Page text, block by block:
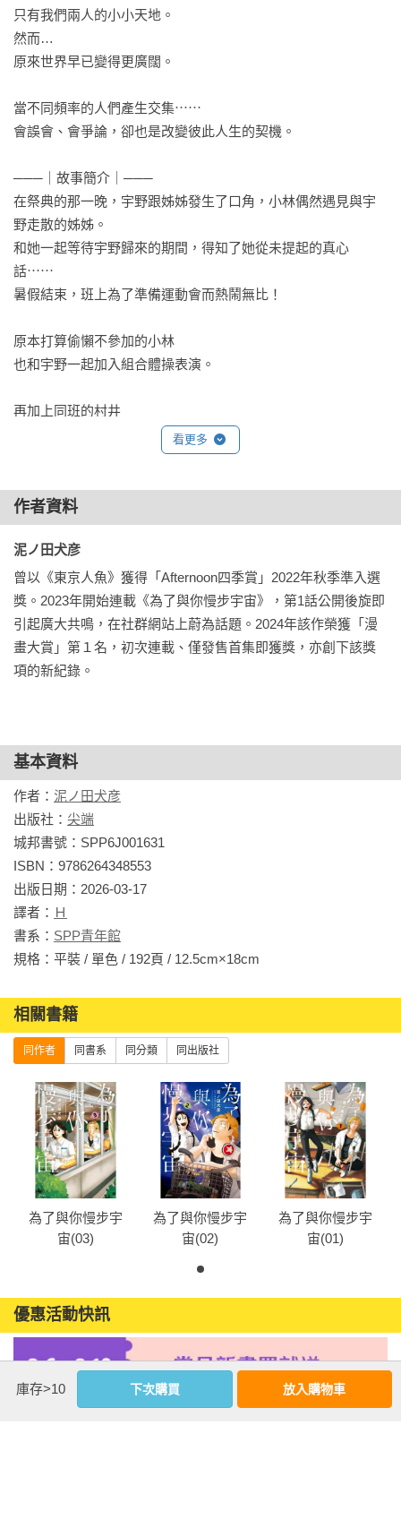
只有我們兩人的小小天地。
然而…
原來世界早已變得更廣闊。
當不同頻率的人們產生交集⋯⋯
會誤會、會爭論，卻也是改變彼此人生的契機。
───｜故事簡介｜───
在祭典的那一晚，宇野跟姊姊發生了口角，小林偶然遇見與宇
野走散的姊姊。
和她一起等待宇野歸來的期間，得知了她從未提起的真心
話⋯⋯
暑假結束，班上為了準備運動會而熱鬧無比！
原本打算偷懶不參加的小林
也和宇野一起加入組合體操表演。
再加上同班的村井
三人快馬加鞭投入練習，卻產生了一些摩擦⋯⋯！
「最近開始嘗試新事物，因犯錯而感到羞丟臉時，這部作品中
給予我支持，讓我能夠繼續努力。」
「令我願意接納、肯定自己一些。」
「不論是誰，每個人的生命中多少都存在某些事物，是必須比
他人多下點苦功的。本作不逃避這點，並誠實地描繪出來，讓
我讀了落下眼淚。」
看更多
作者資料
泥ノ田犬彦
曾以《東京人魚》獲得「Afternoon四季賞」2022年秋季準入選
獎。2023年開始連載《為了與你慢步宇宙》，第1話公開後旋即
引起廣大共鳴，在社群網站上蔚為話題。2024年該作榮獲「漫
畫大賞」第１名，初次連載、僅發售首集即獲獎，亦創下該獎
項的新紀錄。
基本資料
作者： 泥ノ田犬彦
出版社： 尖端
城邦書號：SPP6J001631
ISBN：9786264348553
出版日期：2026-03-17
譯者： Ｈ
書系： SPP青年館
規格：平裝 / 單色 / 192頁 / 12.5cm×18cm
相關書籍
同作者 同書系 同分類 同出版社
為了與你慢步宇
宙(03)
為了與你慢步宇
宙(02)
為了與你慢步宇
宙(01)
優惠活動快訊
庫存>10 下次購買 放入購物車